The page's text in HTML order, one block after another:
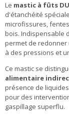
Le mastic à fûts
d'étanchéité
microfissures,
bois. Indispensable
permet de
à des pressions et
Ce mastic se
alimentaire
présence de
pour des
gaspillage superflu.